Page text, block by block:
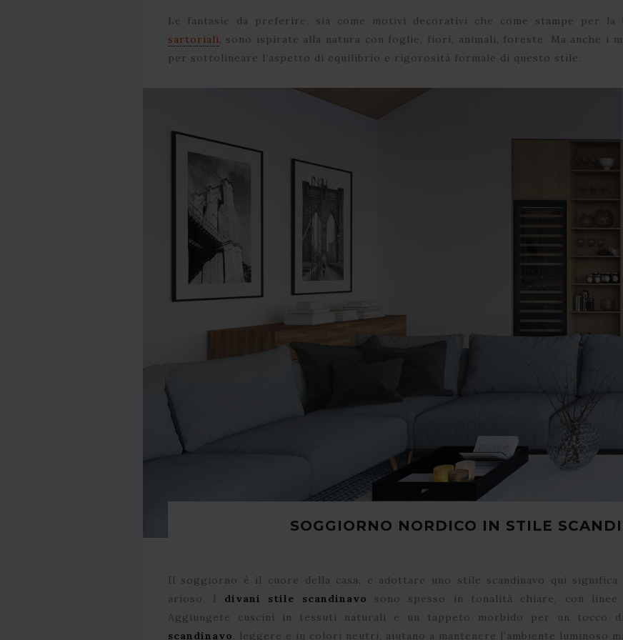
Le fantasie da preferire, sia come motivi decorativi che come stampe per la
sartoriali, sono ispirate alla natura con foglie, fiori, animali, foreste. Ma anche i
per sottolineare l’aspetto di equilibrio e rigorosità formale di questo stile.
SOGGIORNO NORDICO IN STILE
Il soggiorno è il cuore della casa, e adottare uno stile scandinavo qui significa
arioso. I divani stile scandinavo sono spesso in tonalità chiare, con
Aggiungete cuscini in tessuti naturali e un tappeto morbido per un tocco
scandinavo, leggere e in colori neutri, aiutano a mantenere l’ambiente luminoso